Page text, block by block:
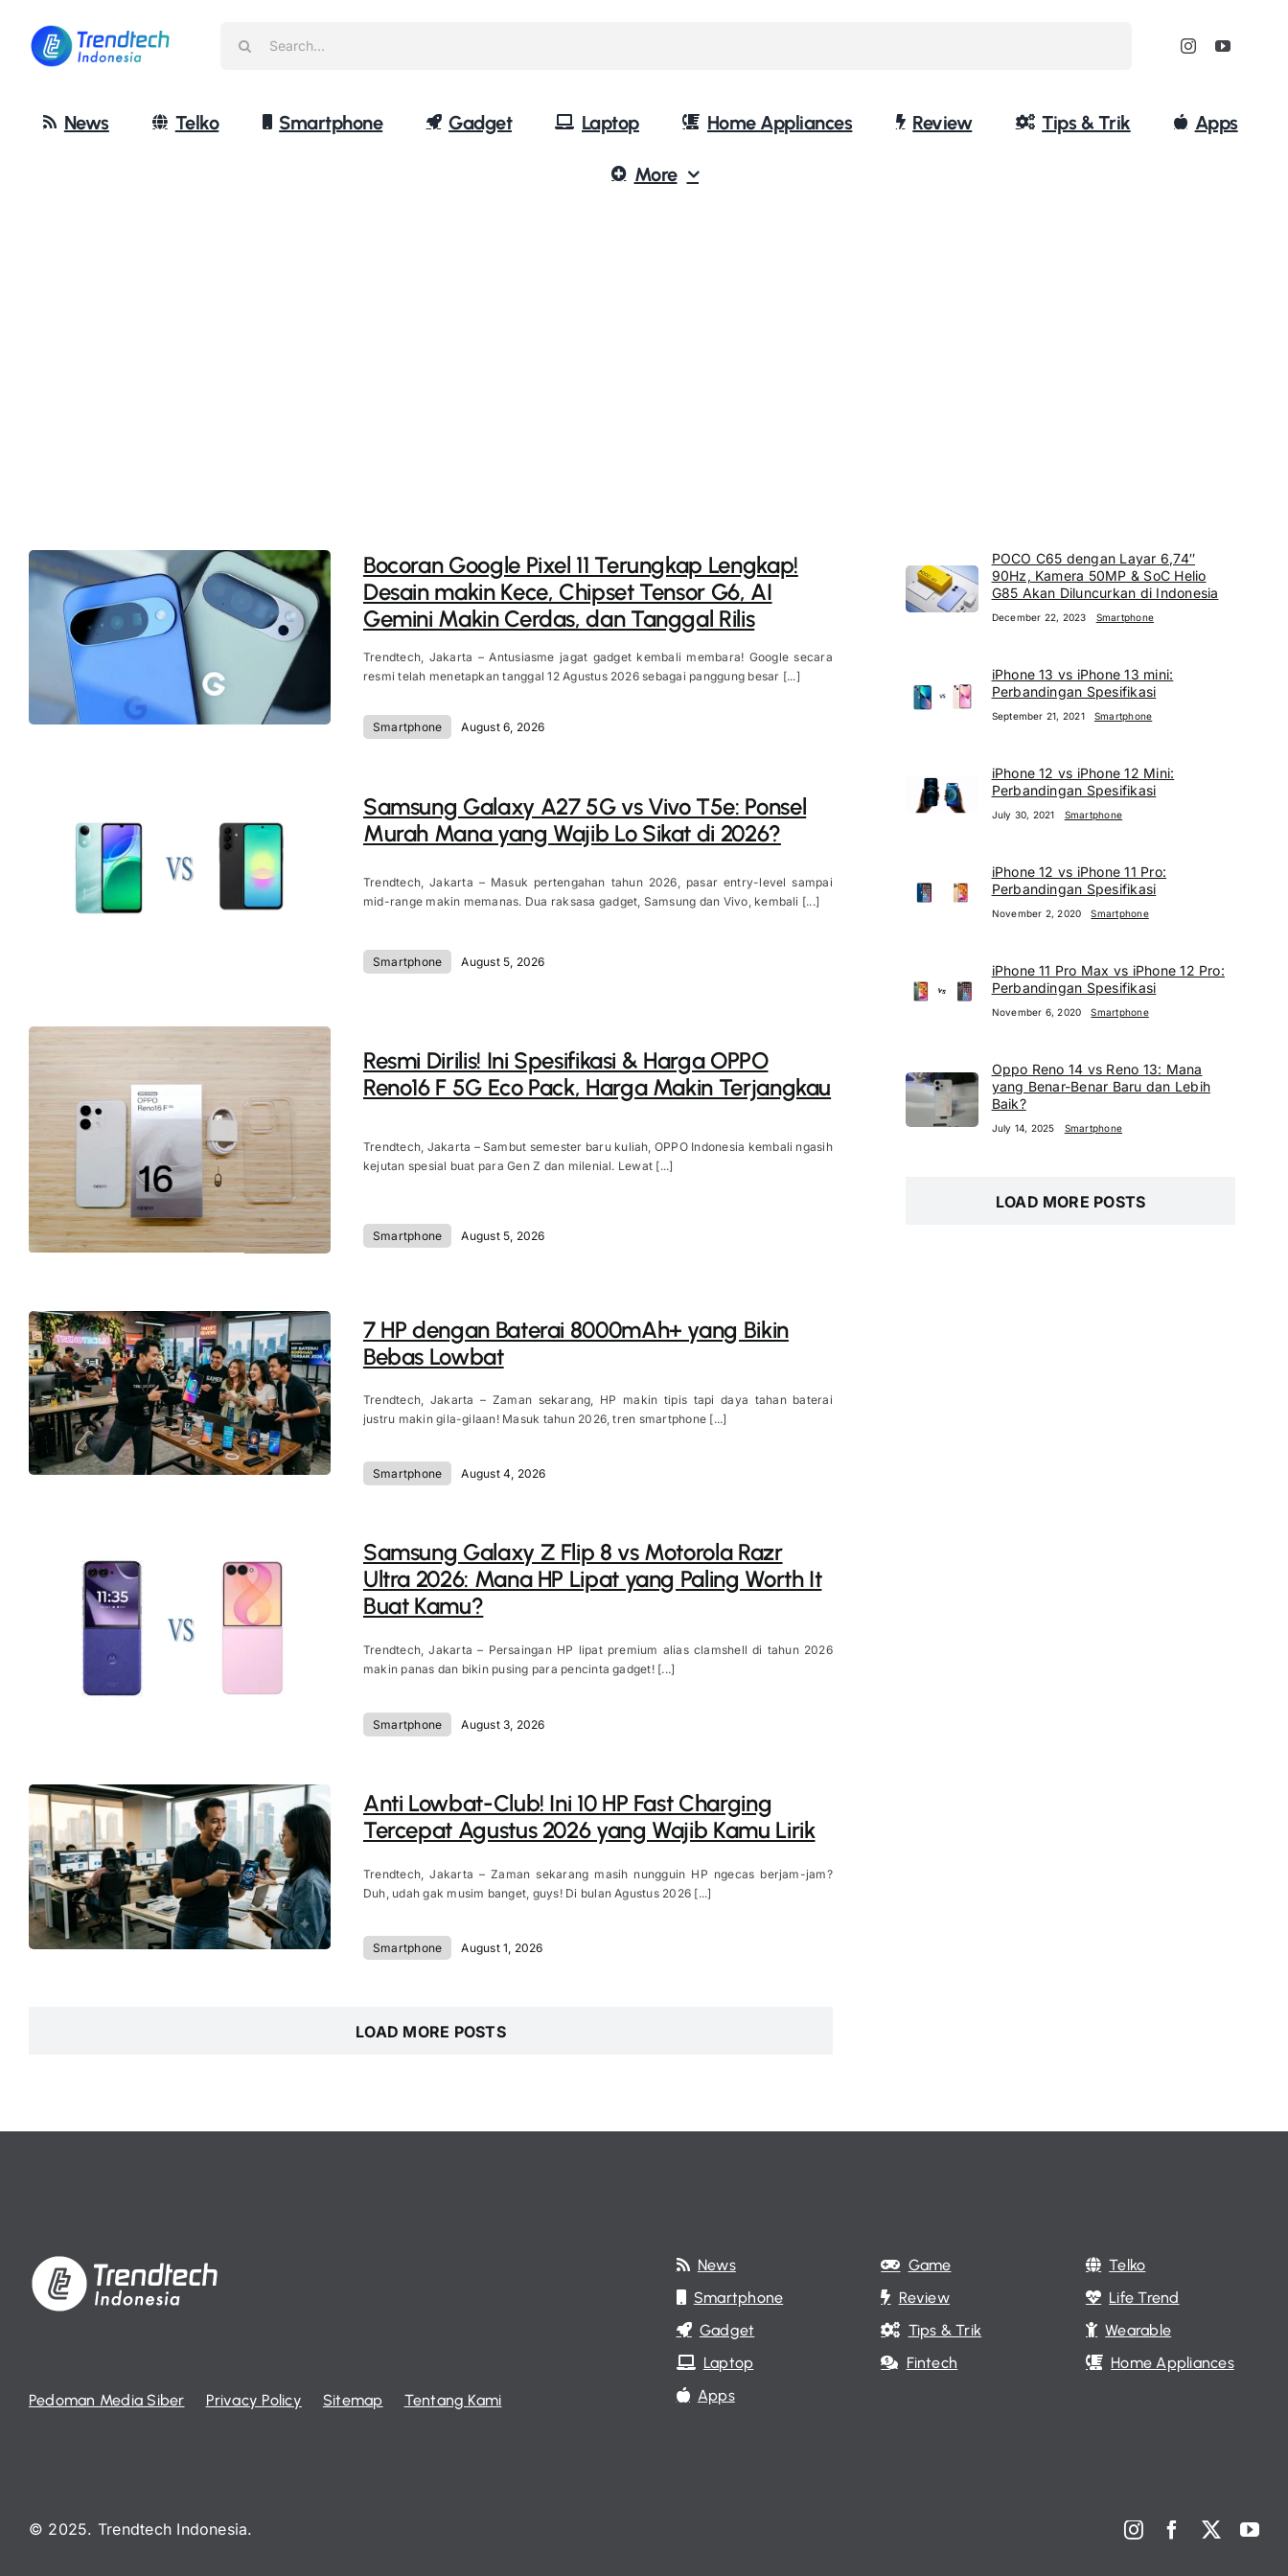
content
News Telko Smartphone Gadget Laptop Home Appliances Review Tips & Trik Apps
More
Bocoran Google Pixel 11 Terungkap Lengkap!
Desain makin Kece, Chipset Tensor G6, AI
Gemini Makin Cerdas, dan Tanggal Rilis
Trendtech, Jakarta – Antusiasme jagat gadget kembali membara! Google secara
resmi telah menetapkan tanggal 12 Agustus 2026 sebagai panggung besar [...]
Smartphone August 6, 2026
Samsung Galaxy A27 5G vs Vivo T5e: Ponsel
Murah Mana yang Wajib Lo Sikat di 2026?
Trendtech, Jakarta – Masuk pertengahan tahun 2026, pasar entry-level sampai
mid-range makin memanas. Dua raksasa gadget, Samsung dan Vivo, kembali [...]
Smartphone August 5, 2026
Resmi Dirilis! Ini Spesifikasi & Harga OPPO
Reno16 F 5G Eco Pack, Harga Makin Terjangkau
Trendtech, Jakarta – Sambut semester baru kuliah, OPPO Indonesia kembali ngasih
kejutan spesial buat para Gen Z dan milenial. Lewat [...]
Smartphone August 5, 2026
7 HP dengan Baterai 8000mAh+ yang Bikin
Bebas Lowbat
Trendtech, Jakarta – Zaman sekarang, HP makin tipis tapi daya tahan baterai
justru makin gila-gilaan! Masuk tahun 2026, tren smartphone [...]
Smartphone August 4, 2026
Samsung Galaxy Z Flip 8 vs Motorola Razr
Ultra 2026: Mana HP Lipat yang Paling Worth It
Buat Kamu?
Trendtech, Jakarta – Persaingan HP lipat premium alias clamshell di tahun 2026
makin panas dan bikin pusing para pencinta gadget! [...]
Smartphone August 3, 2026
Anti Lowbat-Club! Ini 10 HP Fast Charging
Tercepat Agustus 2026 yang Wajib Kamu Lirik
Trendtech, Jakarta – Zaman sekarang masih nungguin HP ngecas berjam-jam?
Duh, udah gak musim banget, guys! Di bulan Agustus 2026 [...]
Smartphone August 1, 2026
LOAD MORE POSTS
POCO C65 dengan Layar 6,74″
90Hz, Kamera 50MP & SoC Helio
G85 Akan Diluncurkan di Indonesia
December 22, 2023 Smartphone
iPhone 13 vs iPhone 13 mini:
Perbandingan Spesifikasi
September 21, 2021 Smartphone
iPhone 12 vs iPhone 12 Mini:
Perbandingan Spesifikasi
July 30, 2021 Smartphone
iPhone 12 vs iPhone 11 Pro:
Perbandingan Spesifikasi
November 2, 2020 Smartphone
iPhone 11 Pro Max vs iPhone 12 Pro:
Perbandingan Spesifikasi
November 6, 2020 Smartphone
Oppo Reno 14 vs Reno 13: Mana
yang Benar-Benar Baru dan Lebih
Baik?
July 14, 2025 Smartphone
LOAD MORE POSTS
Pedoman Media Siber Privacy Policy Sitemap Tentang Kami
News
Smartphone
Gadget
Laptop
Apps
Game
Review
Tips & Trik
Fintech
Telko
Life Trend
Wearable
Home Appliances
© 2025. Trendtech Indonesia.